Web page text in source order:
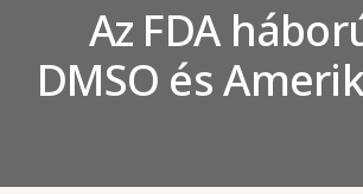
Az FDA
DMSO és